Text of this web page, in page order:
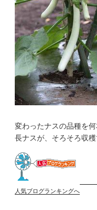
変わったナスの品種を
長ナスが、そろそろ収穫
人気ブログランキングへ